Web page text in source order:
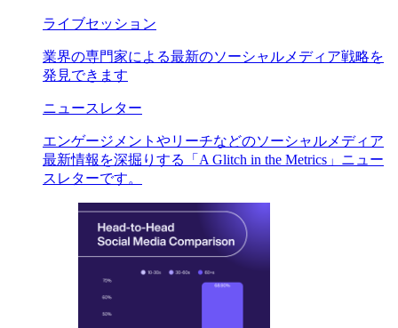
ライブセッション
業界の専門家による最新のソーシャルメディア戦略を
発見できます
ニュースレター
エンゲージメントやリーチなどのソーシャルメディア
最新情報を深掘りする「A Glitch in the Metrics」ニュー
スレターです。